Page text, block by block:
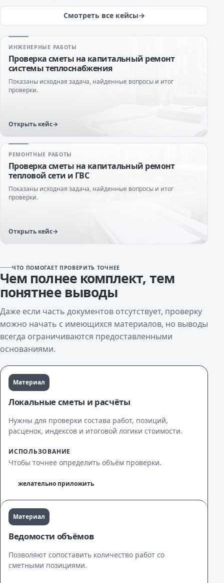
Смотреть все кейсы
ИНЖЕНЕРНЫЕ РАБОТЫ
Проверка сметы на капитальный ремонт
системы теплоснабжения
Показаны исходная задача, найденные вопросы и итог
проверки.
Открыть кейс
РЕМОНТНЫЕ РАБОТЫ
Проверка сметы на капитальный ремонт
тепловой сети и ГВС
Показаны исходная задача, найденные вопросы и итог
проверки.
Открыть кейс
ЧТО ПОМОГАЕТ ПРОВЕРИТЬ ТОЧНЕЕ
Чем полнее комплект, тем
понятнее выводы
Даже если часть документов отсутствует, проверку
можно начать с имеющихся материалов, но выводы
всегда ограничиваются предоставленными
основаниями.
Материал
Локальные сметы и расчёты
Нужны для проверки состава работ, позиций,
расценок, индексов и итоговой логики стоимости.
ИСПОЛЬЗОВАНИЕ
Чтобы точнее определить объём проверки.
желательно приложить
Материал
Ведомости объёмов
Позволяют сопоставить количество работ со
сметными позициями.